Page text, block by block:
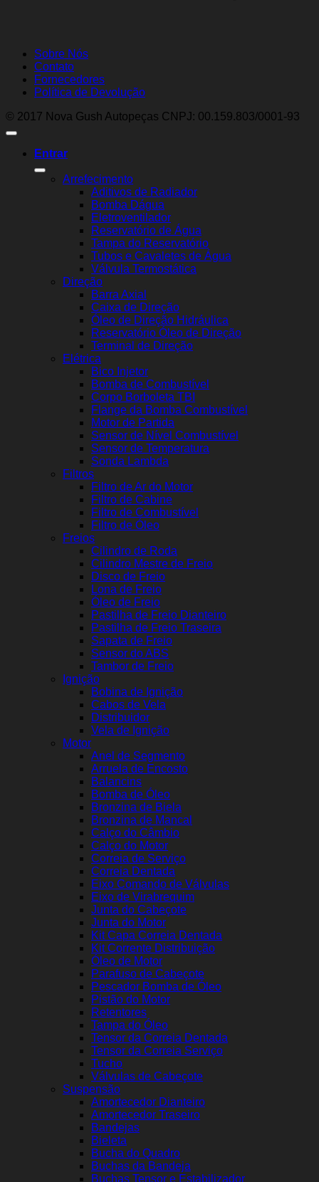
Sobre Nós
Contato
Fornecedores
Política de Devolução
© 2017 Nova Gush Autopeças CNPJ: 00.159.803/0001-93
Entrar
Arrefecimento
Aditivos de Radiador
Bomba Dágua
Eletroventilador
Reservatório de Água
Tampa do Reservatório
Tubos e Cavaletes de Água
Válvula Termostática
Direção
Barra Axial
Caixa de Direção
Óleo de Direção Hidráulica
Reservatório Óleo de Direção
Terminal de Direção
Elétrica
Bico Injetor
Bomba de Combustível
Corpo Borboleta TBI
Flange da Bomba Combustível
Motor de Partida
Sensor de Nível Combustível
Sensor de Temperatura
Sonda Lambda
Filtros
Filtro de Ar do Motor
Filtro de Cabine
Filtro de Combustível
Filtro de Óleo
Freios
Cilindro de Roda
Cilindro Mestre de Freio
Disco de Freio
Lona de Freio
Óleo de Freio
Pastilha de Freio Dianteiro
Pastilha de Freio Traseira
Sapata de Freio
Sensor do ABS
Tambor de Freio
Ignição
Bobina de Ignição
Cabos de Vela
Distribuidor
Vela de Ignição
Motor
Anel de Segmento
Arruela de Encosto
Balancins
Bomba de Óleo
Bronzina de Biela
Bronzina de Mancal
Calço do Câmbio
Calço do Motor
Correia de Serviço
Correia Dentada
Eixo Comando de Válvulas
Eixo de Virabrequim
Junta do Cabeçote
Junta do Motor
Kit Capa Correia Dentada
Kit Corrente Distribuição
Óleo de Motor
Parafuso de Cabeçote
Pescador Bomba de Óleo
Pistão do Motor
Retentores
Tampa do Óleo
Tensor da Correia Dentada
Tensor da Correia Serviço
Tucho
Válvulas de Cabeçote
Suspensão
Amortecedor Dianteiro
Amortecedor Traseiro
Bandejas
Bieleta
Bucha do Quadro
Buchas da Bandeja
Buchas Tensor e Estabilizador